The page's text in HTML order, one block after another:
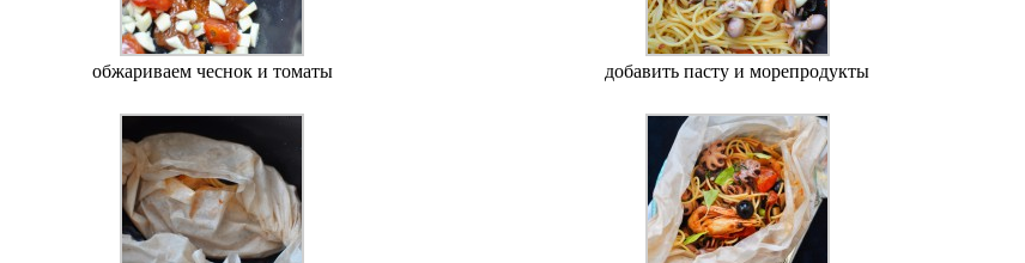
обжариваем чеснок и томаты добавить пасту и морепродукты